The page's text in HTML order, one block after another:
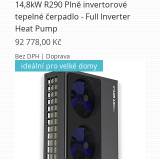
14,8kW R290 Plně invertorové
tepelné čerpadlo - Full Inverter
Heat Pump
Cena
92 778,00 Kč
Bez DPH | Doprava
ideální pro velké domy